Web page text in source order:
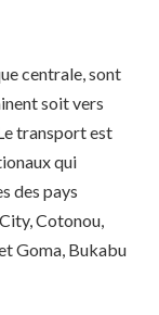
centrale, sont
soit vers
transport est
qui
des pays
Cotonou,
Goma, Bukabu